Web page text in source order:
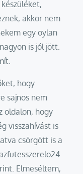
akkor nem
egy oylan
is jól jött.
hogy
sajnos nem
oldalon, hogy
visszahívást is
csörgött is a
Elmeséltem,